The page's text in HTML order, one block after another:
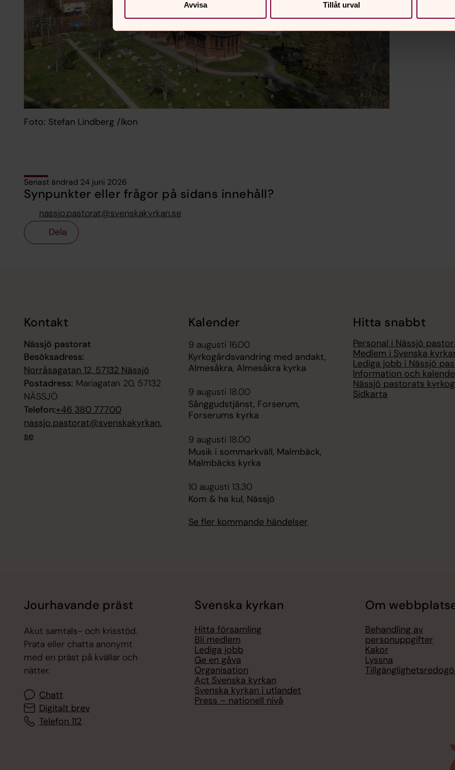
Avvisa Tillåt urval
Foto: Stefan Lindberg /Ikon
Senast ändrad 24 juni 2026
Synpunkter eller frågor på sidans innehåll?
nassjo.pastorat@svenskakyrkan.se
Dela
Kontakt
Nässjö pastorat
Besöksadress:
Norråsagatan 12, 57132 Nässjö
Postadress: Mariagatan 20, 57132
NÄSSJÖ
Telefon:+46 380 77700
nassjo.pastorat@svenskakyrkan.
se
Kalender
9 augusti 16.00
Kyrkogårdsvandring med andakt,
Almesåkra, Almesåkra kyrka
9 augusti 18.00
Sånggudstjänst, Forserum,
Forserums kyrka
9 augusti 18.00
Musik i sommarkväll, Malmbäck,
Malmbäcks kyrka
10 augusti 13.30
Kom & ha kul, Nässjö
Se fler kommande händelser
Hitta snabbt
Personal i Nässjö
Medlem i Svenska
Lediga jobb i Nässjö
Information och
Nässjö pastorats
Sidkarta
Jourhavande präst
Akut samtals- och krisstöd.
Prata eller chatta anonymt
med en präst på kvällar och
nätter.
Chatt
Digitalt brev
Telefon 112
Svenska kyrkan
Hitta församling
Bli medlem
Lediga jobb
Ge en gåva
Organisation
Act Svenska kyrkan
Svenska kyrkan i utlandet
Press – nationell nivå
Om
Behandling av
personuppgifter
Kakor
Lyssna